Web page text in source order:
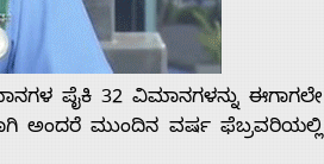
ಪೈಕಿ 32 ವಿಮಾನಗಳನ್ನು ಈಗಾಗಲೇ
ಅಂದರೆ ಮುಂದಿನ ವರ್ಷ ಫೆಬ್ರವರಿಯಲ್ಲಿ